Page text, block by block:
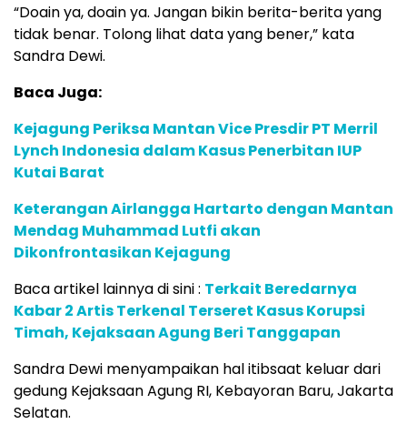
“Doain ya, doain ya. Jangan bikin berita-berita yang
tidak benar. Tolong lihat data yang bener,” kata
Sandra Dewi.
Baca Juga:
Kejagung Periksa Mantan Vice Presdir PT Merril
Lynch Indonesia dalam Kasus Penerbitan IUP
Kutai Barat
Keterangan Airlangga Hartarto dengan Mantan
Mendag Muhammad Lutfi akan
Dikonfrontasikan Kejagung
Baca artikel lainnya di sini : Terkait Beredarnya
Kabar 2 Artis Terkenal Terseret Kasus Korupsi
Timah, Kejaksaan Agung Beri Tanggapan
Sandra Dewi menyampaikan hal itibsaat keluar dari
gedung Kejaksaan Agung RI, Kebayoran Baru, Jakarta
Selatan.